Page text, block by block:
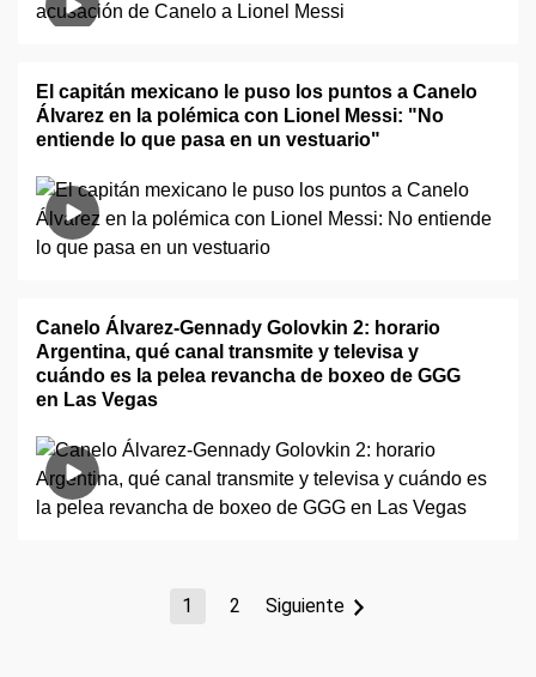
El capitán mexicano le puso los puntos a Canelo
Álvarez en la polémica con Lionel Messi: "No
entiende lo que pasa en un vestuario"
Canelo Álvarez-Gennady Golovkin 2: horario
Argentina, qué canal transmite y televisa y
cuándo es la pelea revancha de boxeo de GGG
en Las Vegas
1 2 Siguiente